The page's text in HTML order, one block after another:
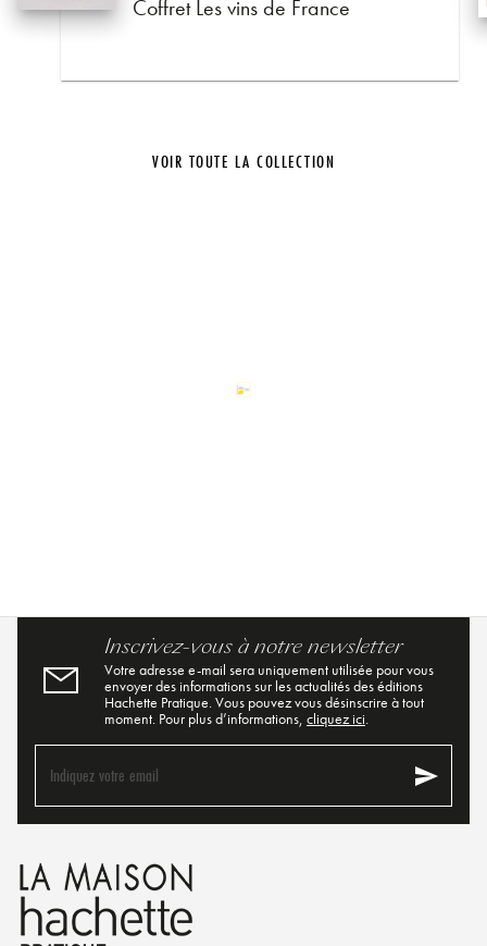
Coffret Les vins de France
VOIR TOUTE LA COLLECTION
Inscrivez-vous à notre newsletter
Votre adresse e-mail sera uniquement utilisée pour vous
envoyer des informations sur les actualités des éditions
Hachette Pratique. Vous pouvez vous désinscrire à tout
moment. Pour plus d’informations, cliquez ici.
Indiquez votre email send